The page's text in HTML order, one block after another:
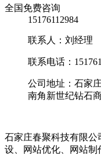
全国免费咨询
15176112984
联系人：刘经理
联系电话：
公司地址：石家
南角新世纪钻石
石家庄春聚科技有限
设、网站优化、网站